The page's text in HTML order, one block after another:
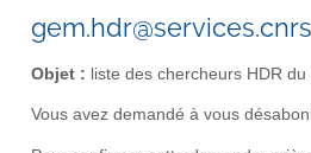
Objet : liste des chercheurs HDR du
Vous avez demandé à vous